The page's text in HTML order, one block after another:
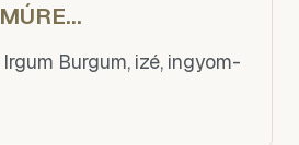
Burgum, izé, ingyom-